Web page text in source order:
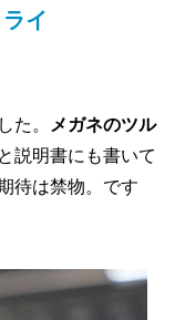
イ
た。
メガネのツル
と説明書にも書いて
待は禁物。です